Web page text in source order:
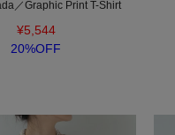
／Graphic Print T-Shirt
¥5,544
20%OFF